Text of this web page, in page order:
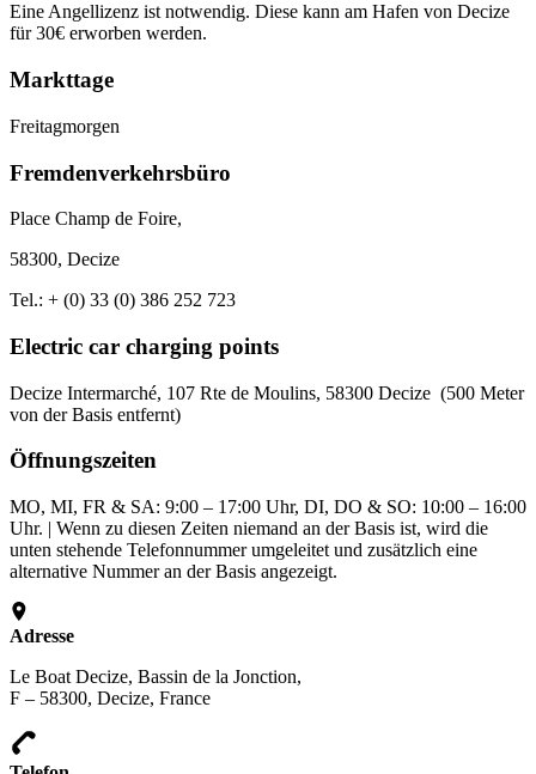
Eine Angellizenz ist notwendig. Diese kann am Hafen von Decize
für 30€ erworben werden.
Markttage
Freitagmorgen
Fremdenverkehrsbüro
Place Champ de Foire,
58300, Decize
Tel.: + (0) 33 (0) 386 252 723
Electric car charging points
Decize Intermarché, 107 Rte de Moulins, 58300 Decize (500 Meter
von der Basis entfernt)
Öffnungszeiten
MO, MI, FR & SA: 9:00 – 17:00 Uhr, DI, DO & SO: 10:00 – 16:00
Uhr. | Wenn zu diesen Zeiten niemand an der Basis ist, wird die
unten stehende Telefonnummer umgeleitet und zusätzlich eine
alternative Nummer an der Basis angezeigt.
Adresse
Le Boat Decize, Bassin de la Jonction,
F – 58300, Decize, France